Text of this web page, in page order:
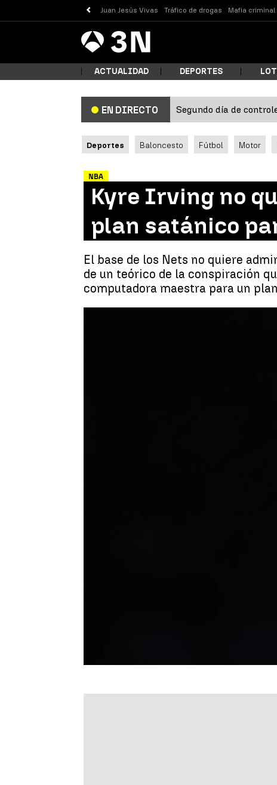
Juan Jesús Vivas Tráfico de drogas Mafia criminal
Antena
3 Noticias
¿Qué
ACTUALIDAD DEPORTES
EN DIRECTO Segundo día de
Deportes Baloncesto Fútbol Motor
NBA
Kyre Irving no
plan satánico
El base de los Nets no quiere
de un teórico de la conspiración
computadora maestra para un